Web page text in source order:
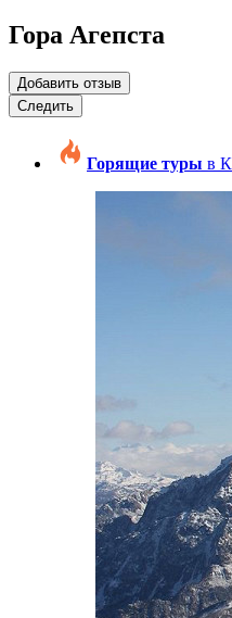
Гора Агепста
Добавить отзыв
Следить
Горящие туры в